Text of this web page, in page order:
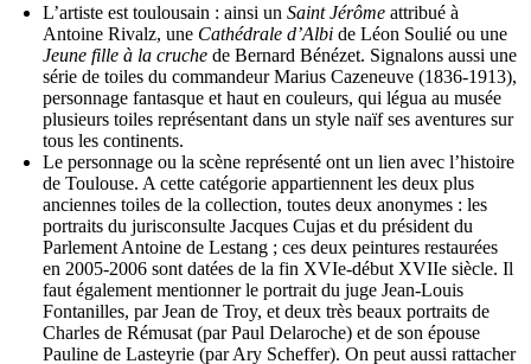
L’artiste est toulousain : ainsi un Saint Jérôme attribué à
Antoine Rivalz, une Cathédrale d’Albi de Léon Soulié ou une
Jeune fille à la cruche de Bernard Bénézet. Signalons aussi une
série de toiles du commandeur Marius Cazeneuve (1836-1913),
personnage fantasque et haut en couleurs, qui légua au musée
plusieurs toiles représentant dans un style naïf ses aventures sur
tous les continents.
Le personnage ou la scène représenté ont un lien avec l’histoire
de Toulouse. A cette catégorie appartiennent les deux plus
anciennes toiles de la collection, toutes deux anonymes : les
portraits du jurisconsulte Jacques Cujas et du président du
Parlement Antoine de Lestang ; ces deux peintures restaurées
en 2005-2006 sont datées de la fin XVIe-début XVIIe siècle. Il
faut également mentionner le portrait du juge Jean-Louis
Fontanilles, par Jean de Troy, et deux très beaux portraits de
Charles de Rémusat (par Paul Delaroche) et de son épouse
Pauline de Lasteyrie (par Ary Scheffer). On peut aussi rattacher